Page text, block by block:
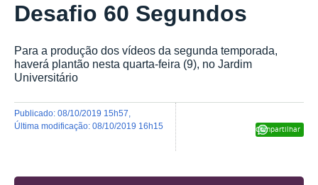
Desafio 60 Segundos
Para a produção dos vídeos da segunda temporada,
haverá plantão nesta quarta-feira (9), no Jardim
Universitário
Compartilhar
publicado: 08/10/2019 15h57
última modificação: 08/10/2019 16h15